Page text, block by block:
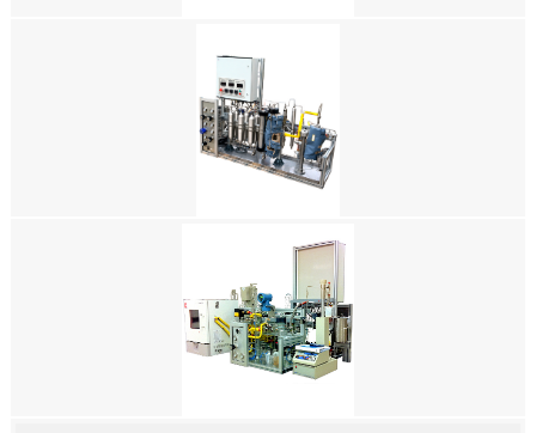
GRACE M9200 FOAM RHEOMETER 泡沫流变仪
GRACE M9100 AUTOMATIC CORE FLOW TESTER 自动核心流量测试仪